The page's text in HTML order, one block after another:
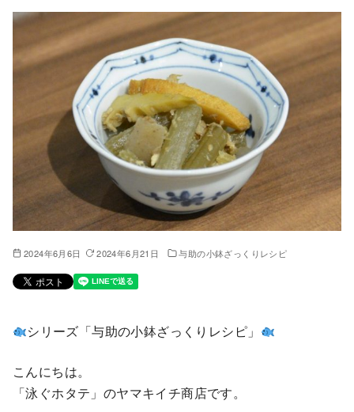
2024年6月6日 2024年6月21日 与助の小鉢ざっくりレシピ
シリーズ「与助の小鉢ざっくりレシピ」
こんにちは。
「泳ぐホタテ」のヤマキイチ商店です。